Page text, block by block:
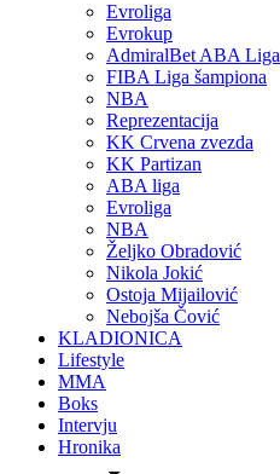
Evroliga
Evrokup
AdmiralBet ABA Liga
FIBA Liga šampiona
NBA
Reprezentacija
KK Crvena zvezda
KK Partizan
ABA liga
Evroliga
NBA
Željko Obradović
Nikola Jokić
Ostoja Mijailović
Nebojša Čović
KLADIONICA
Lifestyle
MMA
Boks
Intervju
Hronika